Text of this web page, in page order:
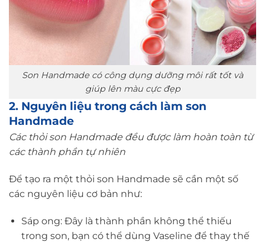
Son Handmade có công dụng dưỡng môi rất tốt và
giúp lên màu cực đẹp
2. Nguyên liệu trong cách làm son
Handmade
Các thỏi son Handmade đều được làm hoàn toàn từ
các thành phần tự nhiên
Để tạo ra một thỏi son Handmade sẽ cần một số
các nguyên liệu cơ bản như:
Sáp ong: Đây là thành phần không thể thiếu
trong son, bạn có thể dùng Vaseline để thay thế